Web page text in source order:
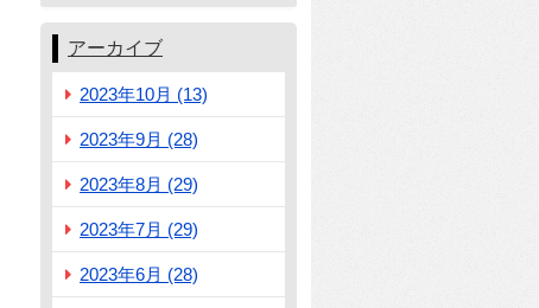
アーカイブ
2023年10月 (13)
2023年9月 (28)
2023年8月 (29)
2023年7月 (29)
2023年6月 (28)